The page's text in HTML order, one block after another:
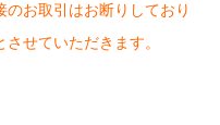
お取引はお断りしており
せていただきます。